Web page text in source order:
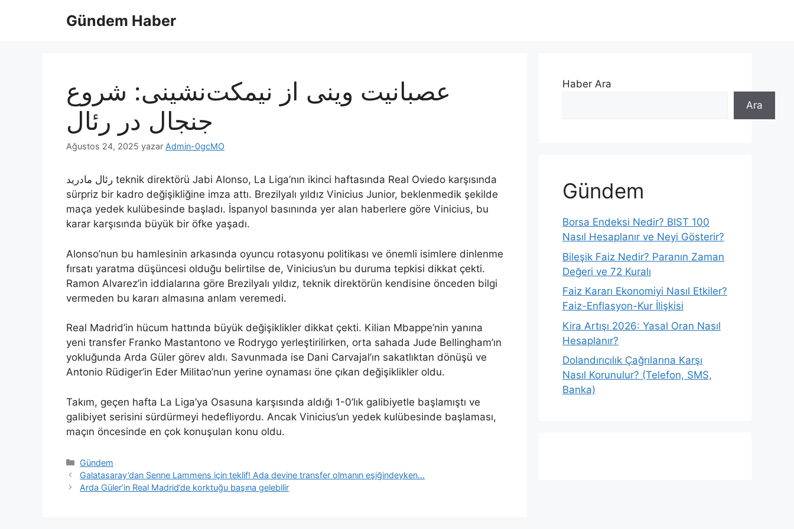
Gündem Haber
عصبانیت وینی از نیمکت‌نشینی: شروع
جنجال در رئال
Ağustos 24, 2025 yazar Admin-0gcMO
رئال مادرید teknik direktörü Jabi Alonso, La Liga’nın ikinci haftasında Real Oviedo karşısında
sürpriz bir kadro değişikliğine imza attı. Brezilyalı yıldız Vinicius Junior, beklenmedik şekilde
maça yedek kulübesinde başladı. İspanyol basınında yer alan haberlere göre Vinicius, bu
karar karşısında büyük bir öfke yaşadı.
Alonso’nun bu hamlesinin arkasında oyuncu rotasyonu politikası ve önemli isimlere dinlenme
fırsatı yaratma düşüncesi olduğu belirtilse de, Vinicius’un bu duruma tepkisi dikkat çekti.
Ramon Alvarez’in iddialarına göre Brezilyalı yıldız, teknik direktörün kendisine önceden bilgi
vermeden bu kararı almasına anlam veremedi.
Real Madrid’in hücum hattında büyük değişiklikler dikkat çekti. Kilian Mbappe’nin yanına
yeni transfer Franko Mastantono ve Rodrygo yerleştirilirken, orta sahada Jude Bellingham’ın
yokluğunda Arda Güler görev aldı. Savunmada ise Dani Carvajal’ın sakatlıktan dönüşü ve
Antonio Rüdiger’in Eder Militao’nun yerine oynaması öne çıkan değişiklikler oldu.
Takım, geçen hafta La Liga’ya Osasuna karşısında aldığı 1-0’lık galibiyetle başlamıştı ve
galibiyet serisini sürdürmeyi hedefliyordu. Ancak Vinicius’un yedek kulübesinde başlaması,
maçın öncesinde en çok konuşulan konu oldu.
Kategoriler
Gündem
Galatasaray’dan Senne Lammens için teklif! Ada devine transfer olmanın eşiğindeyken…
Arda Güler’in Real Madrid’de korktuğu başına gelebilir
Haber Ara
Ara
Gündem
Borsa Endeksi Nedir? BIST 100
Nasıl Hesaplanır ve Neyi Gösterir?
Bileşik Faiz Nedir? Paranın Zaman
Değeri ve 72 Kuralı
Faiz Kararı Ekonomiyi Nasıl Etkiler?
Faiz-Enflasyon-Kur İlişkisi
Kira Artışı 2026: Yasal Oran Nasıl
Hesaplanır?
Dolandırıcılık Çağrılarına Karşı
Nasıl Korunulur? (Telefon, SMS,
Banka)